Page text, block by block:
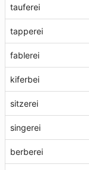
tauferei
tapperei
fablerei
kiferbei
sitzerei
singerei
berberei